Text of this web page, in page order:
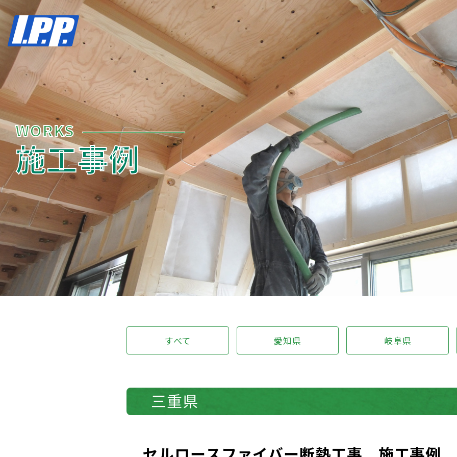
WORKS
施工事例
すべて 愛知県 岐阜県
三重県